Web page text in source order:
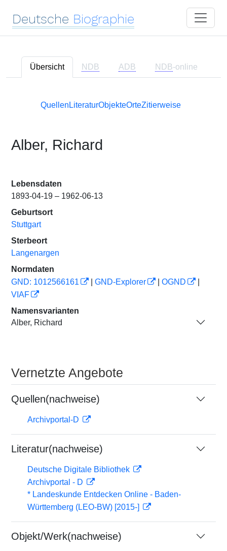
Deutsche Biographie
Übersicht NDB ADB NDB-online
Quellen LiteraturObjekteOrteZitierweise
Alber, Richard
Lebensdaten
1893-04-19 – 1962-06-13
Geburtsort
Stuttgart
Sterbeort
Langenargen
Normdaten
GND: 1012566161
GND-Explorer OGND
VIAF
Namensvarianten
Alber, Richard
Vernetzte Angebote
Quellen(nachweise)
Archivportal-D
Literatur(nachweise)
Deutsche Digitale Bibliothek
Archivportal - D
* Landeskunde Entdecken Online - Baden-
Württemberg (LEO-BW) [2015-]
Objekt/Werk(nachweise)